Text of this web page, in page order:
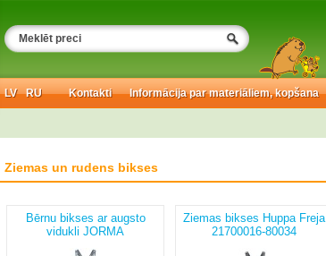
LV RU Informācija par materiāliem, kopšana
Kontakti
Ziemas un rudens bikses
Bērnu bikses ar augsto
vidukli JORMA
Ziemas bikses Huppa Freja
21700016-80034